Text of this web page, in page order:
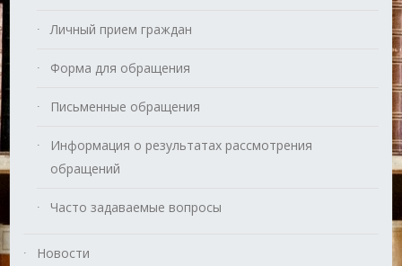
Личный прием граждан
Форма для обращения
Письменные обращения
Информация о результатах рассмотрения
обращений
Часто задаваемые вопросы
Новости